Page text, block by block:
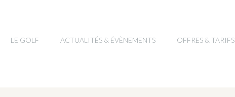
LE GOLF ACTUALITÉS & ÉVÈNEMENTS OFFRES & TARIFS